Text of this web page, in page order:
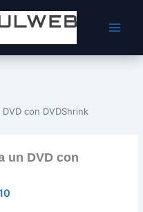
con DVDShrink
un DVD con